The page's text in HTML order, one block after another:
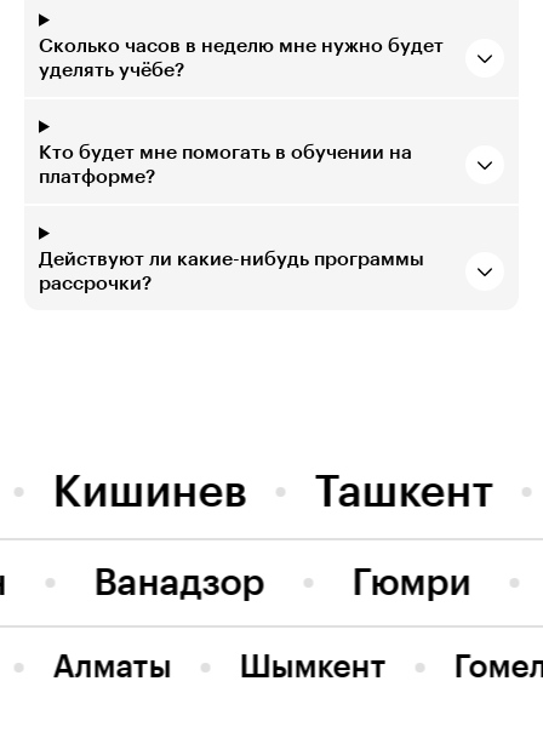
Сколько часов в неделю мне нужно будет
уделять учёбе?
Кто будет мне помогать в обучении на
платформе?
Действуют ли какие-нибудь программы
рассрочки?
Кишинев Ташкент
Гюмри
Ванадзор
Алматы Шымкент